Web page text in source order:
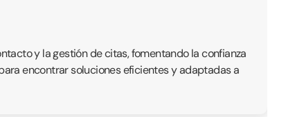
y la gestión de citas, fomentando la confianza
encontrar soluciones eficientes y adaptadas a